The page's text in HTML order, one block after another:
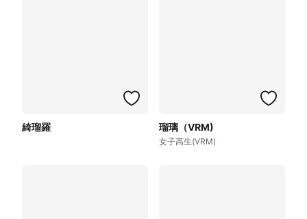
綺瑠羅 瑠璃（VRM)
女子高生(VRM)